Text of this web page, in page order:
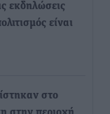
εκδηλώσεις
είναι
στο